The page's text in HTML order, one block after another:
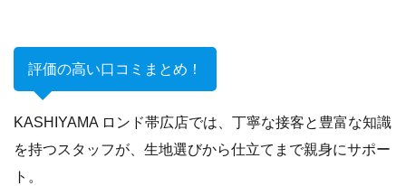
評価の高い口コミまとめ！
KASHIYAMA ロンド帯広店では、丁寧な接客と豊富な知識
を持つスタッフが、生地選びから仕立てまで親身にサポー
ト。